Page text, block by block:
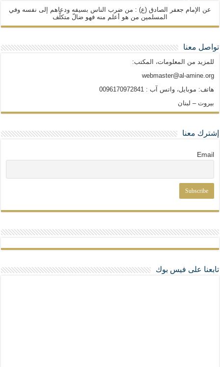
عن الإمام جعفر الصادق (ع) : من ضرب الناس بسيفه ودعاهم إلى نفسه وفي
المسلمين من هو أعلم منه فهو ضالّ متكلّف
تواصل معنا
للمزيد من المعلومات، المكتب:
webmaster@al-amine.org
هاتف: موبايل، واتس آب : 0096170972841
بيروت – لبنان
إشترك معنا
Email
تابعنا على فيس بوك